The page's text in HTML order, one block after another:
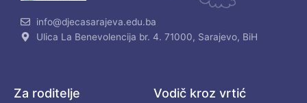
info@djecasarajeva.edu.ba
Ulica La Benevolencija br. 4. 71000, Sarajevo, BiH
Za roditelje Vodič kroz vrtić